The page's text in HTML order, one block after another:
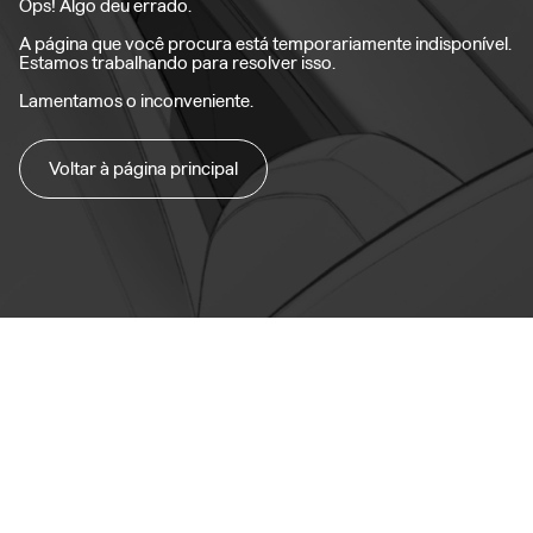
Ops! Algo deu errado.
A página que você procura está temporariamente indisponível.
Estamos trabalhando para resolver isso.
Lamentamos o inconveniente.
Voltar à página principal